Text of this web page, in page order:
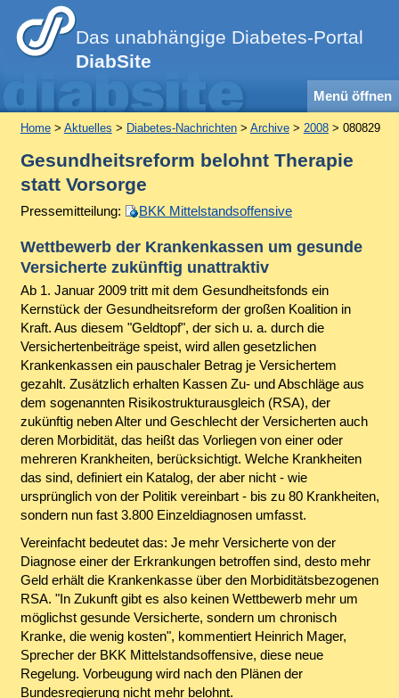
Das unabhängige Diabetes-Portal
DiabSite
Menü öffnen
Home> Aktuelles > Diabetes-Nachrichten> Archive> 2008> 080829
Gesundheitsreform belohnt Therapie
statt Vorsorge
Pressemitteilung: BKK Mittelstandsoffensive
Wettbewerb der Krankenkassen um gesunde
Versicherte zukünftig unattraktiv
Ab 1. Januar 2009 tritt mit dem Gesundheitsfonds ein
Kernstück der Gesundheitsreform der großen Koalition in
Kraft. Aus diesem "Geldtopf", der sich u. a. durch die
Versichertenbeiträge speist, wird allen gesetzlichen
Krankenkassen ein pauschaler Betrag je Versichertem
gezahlt. Zusätzlich erhalten Kassen Zu- und Abschläge aus
dem sogenannten Risikostrukturausgleich (RSA), der
zukünftig neben Alter und Geschlecht der Versicherten auch
deren Morbidität, das heißt das Vorliegen von einer oder
mehreren Krankheiten, berücksichtigt. Welche Krankheiten
das sind, definiert ein Katalog, der aber nicht - wie
ursprünglich von der Politik vereinbart - bis zu 80 Krankheiten,
sondern nun fast 3.800 Einzeldiagnosen umfasst.
Vereinfacht bedeutet das: Je mehr Versicherte von der
Diagnose einer der Erkrankungen betroffen sind, desto mehr
Geld erhält die Krankenkasse über den Morbiditätsbezogenen
RSA. "In Zukunft gibt es also keinen Wettbewerb mehr um
möglichst gesunde Versicherte, sondern um chronisch
Kranke, die wenig kosten", kommentiert Heinrich Mager,
Sprecher der BKK Mittelstandsoffensive, diese neue
Regelung. Vorbeugung wird nach den Plänen der
Bundesregierung nicht mehr belohnt.